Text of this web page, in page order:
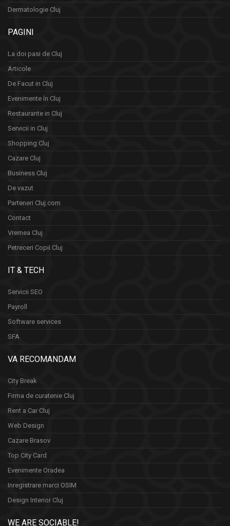
Dermatologie Cluj
PAGINI
La doi pasi de Cluj
Articole
De Facut in Cluj
Evenimente în Cluj
Restaurante in Cluj
Servicii in Cluj
Shopping Cluj
Cazare Cluj
Business Cluj
De vazut
Parteneri Cluj.com
Contact
Vremea Cluj
Petreceri Copii Cluj
IT & TECH
Servicii SEO
Payroll
Software services
SFA
VA RECOMANDAM
City Break
Firma de curatenie Cluj
Rent a Car Cluj
Web Design
Cazare Brasov
Top City Card
Evenimente Oradea
Inregistrare marci OSIM
Design Interior Cluj
WE ARE SOCIABLE!